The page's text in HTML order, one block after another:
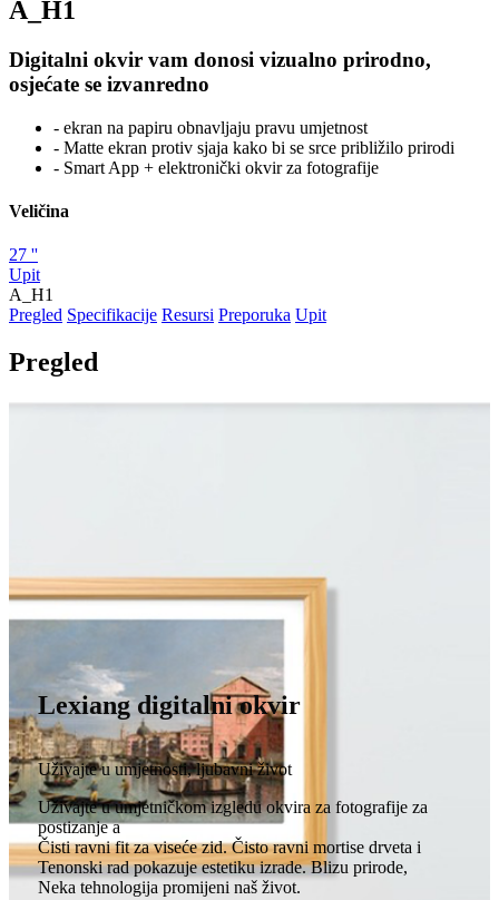
A_H1
Digitalni okvir vam donosi vizualno prirodno,
osjećate se izvanredno
- ekran na papiru obnavljaju pravu umjetnost
- Matte ekran protiv sjaja kako bi se srce približilo prirodi
- Smart App + elektronički okvir za fotografije
Veličina
27 ''
Upit
A_H1
Pregled Specifikacije Resursi Preporuka Upit
Pregled
Lexiang digitalni okvir
Uživajte u umjetnosti, ljubavni život
Uživajte u umjetničkom izgledu okvira za fotografije za
postizanje a
Čisti ravni fit za viseće zid. Čisto ravni mortise drveta i
Tenonski rad pokazuje estetiku izrade. Blizu prirode,
Neka tehnologija promijeni naš život.